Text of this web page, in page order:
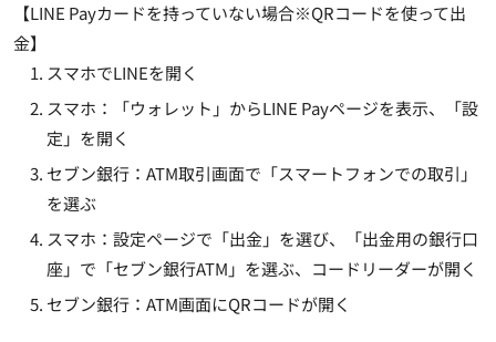
【LINE Payカードを持っていない場合※QRコードを使って出
金】
スマホでLINEを開く
スマホ：「ウォレット」からLINE Payページを表示、「設
定」を開く
セブン銀行：ATM取引画面で「スマートフォンでの取引」
を選ぶ
スマホ：設定ページで「出金」を選び、「出金用の銀行口
座」で「セブン銀行ATM」を選ぶ、コードリーダーが開く
セブン銀行：ATM画面にQRコードが開く